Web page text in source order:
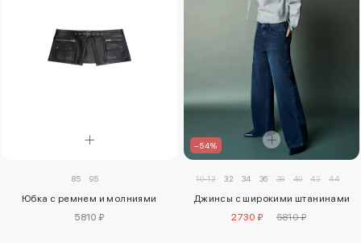
85 95
Юбка с ремнем и молниями
5810 ₽
–54%
10-12 32 34 36 38 40 42 44
Джинсы с широкими штанинами
2730 ₽
5810 ₽